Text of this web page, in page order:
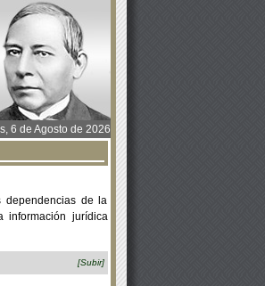
6 de Agosto de 2026
dependencias de la
información jurídica
[Subir]